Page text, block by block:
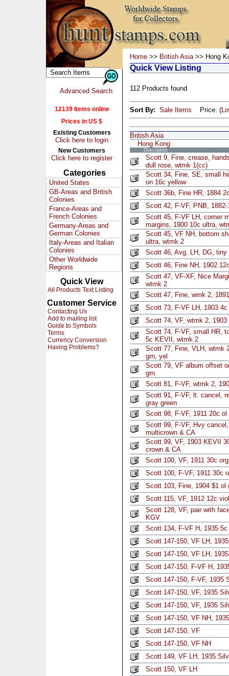
Advanced Search
12139 Items online
Prices in US $
Existing Customers
Click here to login
New Customers
Click here to register
Categories
United States
GB-Areas and British
Colonies
France-Areas and
French Colonies
Germany-Areas and
German Colonies
Italy-Areas and Italian
Colonies
Other Worldwide
Regions
Quick View
All Products Text Listing
Customer Service
Contacting Us
Add to mailing list
Guide to Symbols
Terms
Currency Conversion
Having Problems?
Home >> British Asia>> Hong
Quick View Listing
112 Products found
Sort By: Sale Items Price: (
British Asia
Hong Kong
Description
Scott 9, Fine, crease,
dull rose, wtmk 1(cc)
Scott 34, Fine, SE, small
on 16c yellow
Scott 36b, Fine HR, 1884
Scott 42, F-VF, PNB,
Scott 45, F-VF LH, corner
margins, 1900 10c ultra,
Scott 45, VF NH, bottom
ultra, wtmk 2
Scott 46, Avg. LH, DG,
Scott 46, Fine NH, 1902
Scott 47, VF-XF, Nice
wtmk 2
Scott 47, Fine, wmk 2,
Scott 73, F-VF LH, 1903
Scott 74, VF, wtmk 2,
Scott 74, F-VF, small HR,
5c KEVII, wtmk 2
Scott 77, Fine, VLH, wtmk
grn, yel
Scott 79, VF album offset
grn
Scott 81, F-VF, wtmk 2,
Scott 91, F-VF, lt. cancel,
gray green
Scott 98, F-VF, 1911 20c ol
Scott 99, F-VF, Hvy
multicrown & CA
Scott 99, VF, 1903 KEVII
crown & CA
Scott 100, VF, 1911 30c
Scott 100, F-VF, 1911 30c
Scott 103, Fine, 1904 $1 ol
Scott 115, VF, 1912 12c
Scott 128, VF, pair with
KGV
Scott 134, F-VF H, 1935
Scott 147-150, VF LH,
Scott 147-150, VF LH,
Scott 147-150, F-VF H,
Scott 147-150, F-VF, 1935
Scott 147-150, VF, 1935
Scott 147-150, VF, 1935
Scott 147-150, VF NH,
Scott 147-150, VF
Scott 147-150, VF NH
Scott 149, VF LH, 1935
Scott 150, VF LH